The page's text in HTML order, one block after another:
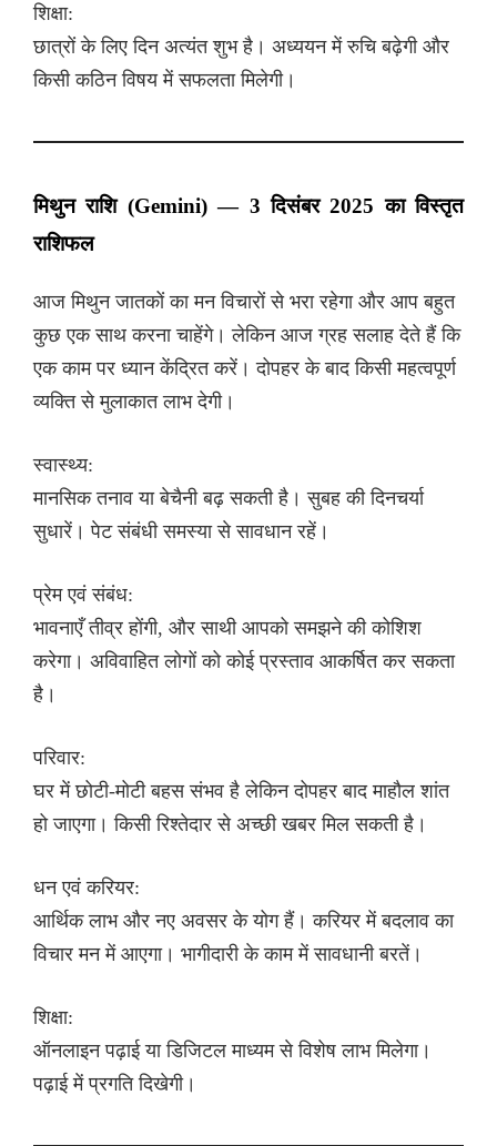
शिक्षा:
छात्रों के लिए दिन अत्यंत शुभ है। अध्ययन में रुचि बढ़ेगी और
किसी कठिन विषय में सफलता मिलेगी।
मिथुन राशि (Gemini) — 3 दिसंबर 2025 का विस्तृत
राशिफल
आज मिथुन जातकों का मन विचारों से भरा रहेगा और आप बहुत
कुछ एक साथ करना चाहेंगे। लेकिन आज ग्रह सलाह देते हैं कि
एक काम पर ध्यान केंद्रित करें। दोपहर के बाद किसी महत्वपूर्ण
व्यक्ति से मुलाकात लाभ देगी।
स्वास्थ्य:
मानसिक तनाव या बेचैनी बढ़ सकती है। सुबह की दिनचर्या
सुधारें। पेट संबंधी समस्या से सावधान रहें।
प्रेम एवं संबंध:
भावनाएँ तीव्र होंगी, और साथी आपको समझने की कोशिश
करेगा। अविवाहित लोगों को कोई प्रस्ताव आकर्षित कर सकता
है।
परिवार:
घर में छोटी-मोटी बहस संभव है लेकिन दोपहर बाद माहौल शांत
हो जाएगा। किसी रिश्तेदार से अच्छी खबर मिल सकती है।
धन एवं करियर:
आर्थिक लाभ और नए अवसर के योग हैं। करियर में बदलाव का
विचार मन में आएगा। भागीदारी के काम में सावधानी बरतें।
शिक्षा:
ऑनलाइन पढ़ाई या डिजिटल माध्यम से विशेष लाभ मिलेगा।
पढ़ाई में प्रगति दिखेगी।